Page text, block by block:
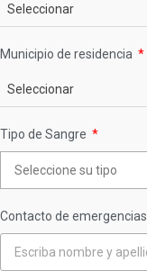
Seleccionar
Municipio de residencia
Seleccionar
Tipo de Sangre
Contacto de emergencias